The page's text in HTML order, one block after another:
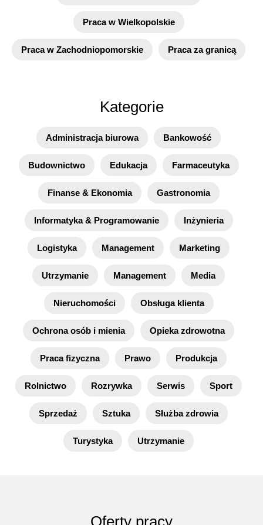
Praca w Wielkopolskie
Praca w Zachodniopomorskie Praca za granicą
Kategorie
Administracja biurowa Bankowość
Budownictwo Edukacja Farmaceutyka
Finanse & Ekonomia Gastronomia
Informatyka & Programowanie Inżynieria
Logistyka Management Marketing
Utrzymanie Management Media
Nieruchomości Obsługa klienta
Ochrona osób i mienia Opieka zdrowotna
Praca fizyczna Prawo Produkcja
Rolnictwo Rozrywka Serwis Sport
Sprzedaż Sztuka Służba zdrowia
Turystyka Utrzymanie
Oferty pracy